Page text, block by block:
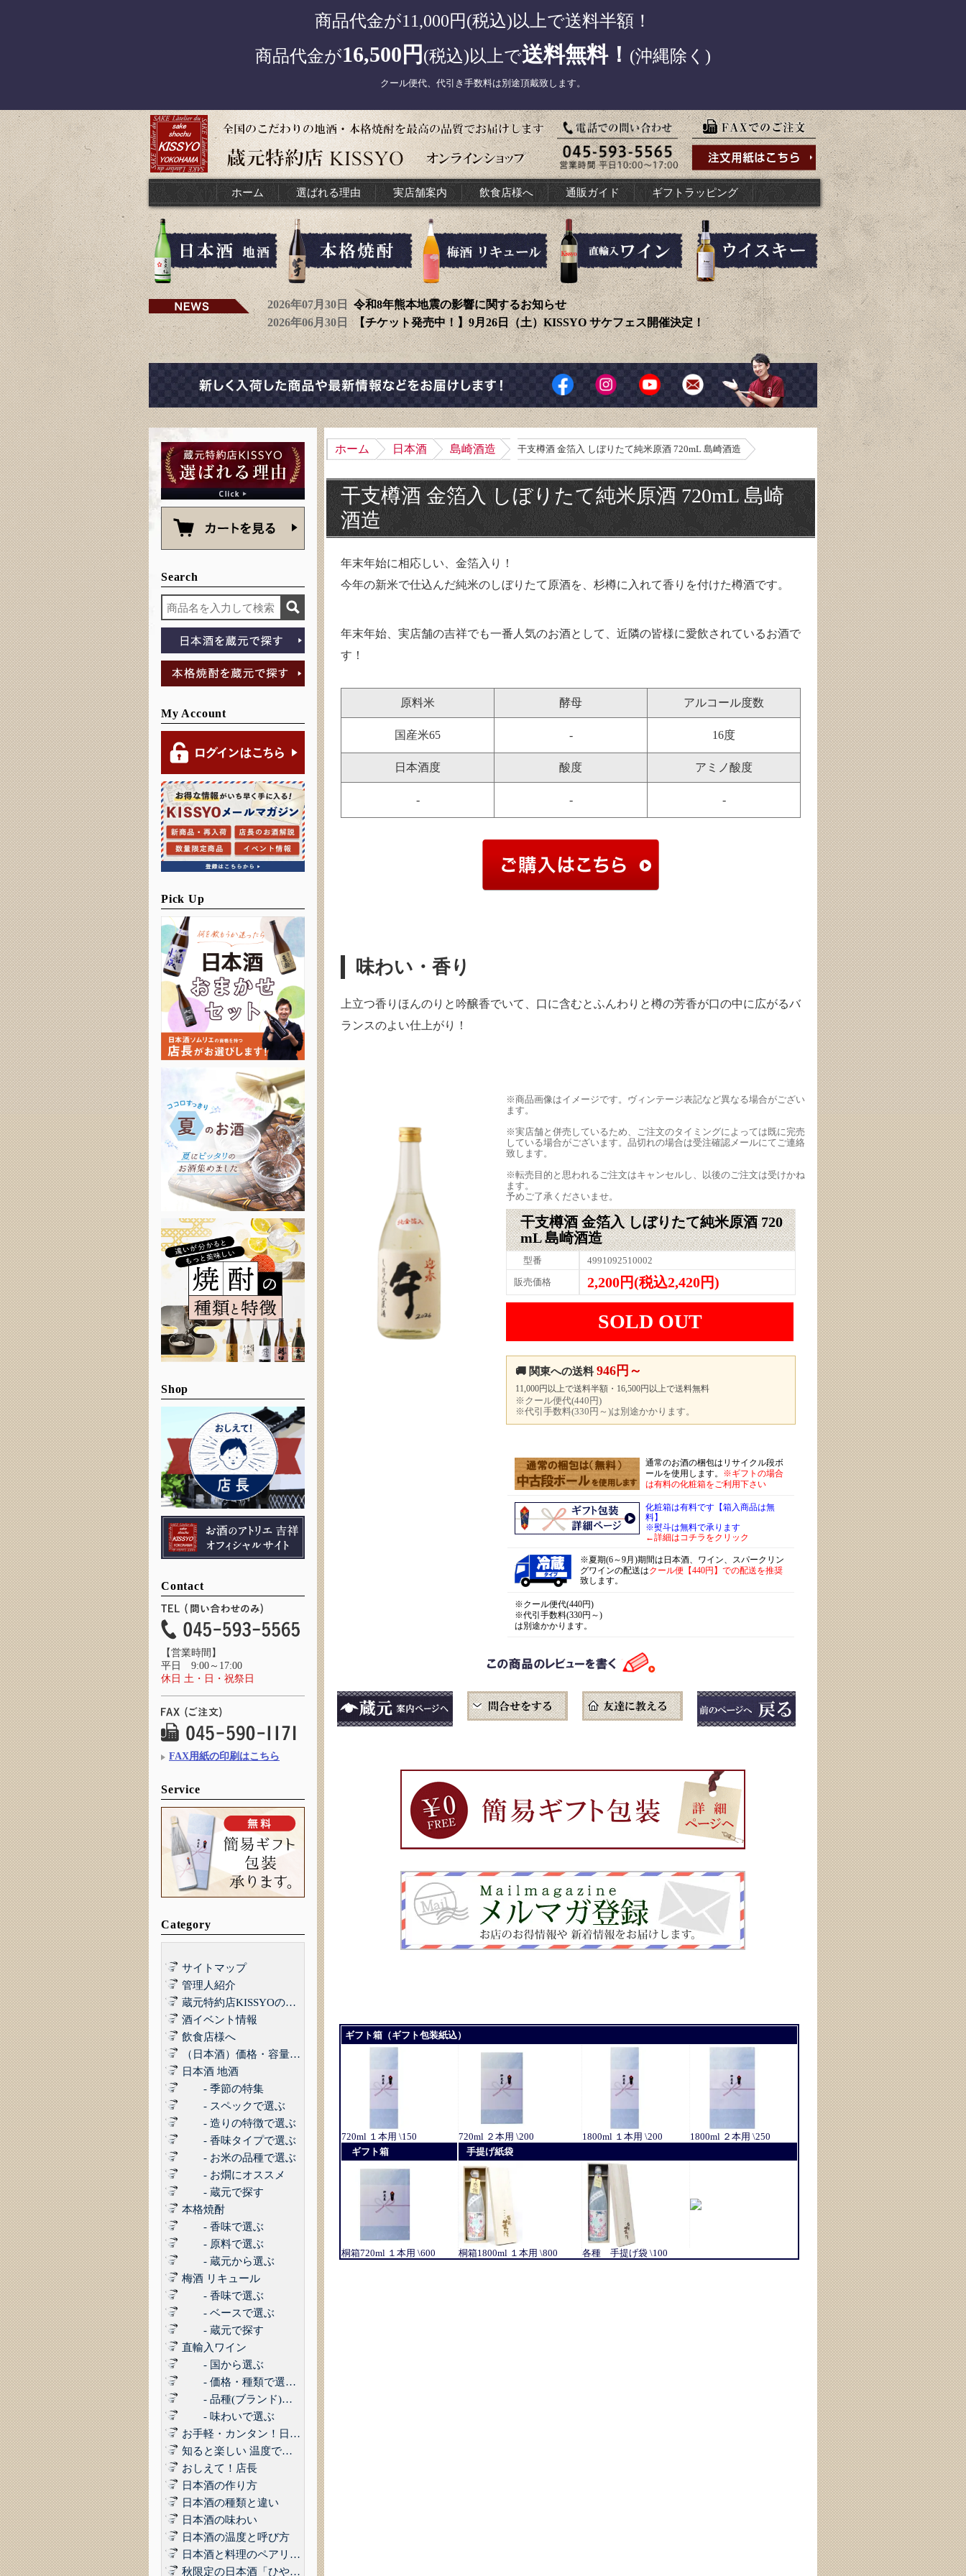
商品代金が11,000円(税込)以上で送料半額！
商品代金が16,500円 (税込)以上で送料無料！ (沖縄除く)
クール便代、代引き手数料は別途頂戴致します。
ホーム 選ばれる理由 実店舗案内 飲食店様へ 通販ガイド ギフトラッピング
2026年07月30日令和8年熊本地震の影響に関するお知らせ
2026年06月30日【チケット発売中！】9月26日（土）KISSYO サケフェス開催決定！
Search
My Account
Pick Up
Shop
Contact
【営業時間】
平日 9:00～17:00
休日 土・日・祝祭日
FAX用紙の印刷はこちら
Service
Category
サイトマップ
管理人紹介
蔵元特約店KISSYOの品質管理について｜最高の品質でお届けするために
酒イベント情報
飲食店様へ
（日本酒）価格・容量で選ぶ
日本酒 地酒
- 季節の特集
- スペックで選ぶ
- 造りの特徴で選ぶ
- 香味タイプで選ぶ
- お米の品種で選ぶ
- お燗にオススメ
- 蔵元で探す
本格焼酎
- 香味で選ぶ
- 原料で選ぶ
- 蔵元から選ぶ
梅酒 リキュール
- 香味で選ぶ
- ベースで選ぶ
- 蔵元で探す
直輸入ワイン
- 国から選ぶ
- 価格・種類で選ぶ(赤,白,ロゼ,スパークリング)
- 品種(ブランド)で選ぶ
- 味わいで選ぶ
お手軽・カンタン！日本酒に合うコンビニおつまみ3選 Vol.1
知ると楽しい 温度で楽しむ日本酒
おしえて！店長
日本酒の作り方
日本酒の種類と違い
日本酒の味わい
日本酒の温度と呼び方
日本酒と料理のペアリング
秋限定の日本酒「ひやおろし」
ホーム 日本酒 島崎酒造 干支樽酒 金箔入 しぼりたて純米原酒 720mL 島崎酒造
干支樽酒 金箔入 しぼりたて純米原酒 720mL 島崎
酒造
年末年始に相応しい、金箔入り！
今年の新米で仕込んだ純米のしぼりたて原酒を、杉樽に入れて香りを付けた樽酒です。
年末年始、実店舗の吉祥でも一番人気のお酒として、近隣の皆様に愛飲されているお酒で
す！
原料米 酵母 アルコール度数
国産米65 - 16度
日本酒度 酸度 アミノ酸度
- - -
味わい・香り
上立つ香りほんのりと吟醸香でいて、口に含むとふんわりと樽の芳香が口の中に広がるバ
ランスのよい仕上がり！
※商品画像はイメージです。ヴィンテージ表記など異なる場合がござい
ます。
※実店舗と併売しているため、ご注文のタイミングによっては既に完売
している場合がございます。品切れの場合は受注確認メールにてご連絡
致します。
※転売目的と思われるご注文はキャンセルし、以後のご注文は受けかね
ます。
予めご了承くださいませ。
干支樽酒 金箔入 しぼりたて純米原酒 720
mL 島崎酒造
型番
4991092510002
販売価格
2,200円(税込2,420円)
SOLD OUT
🚚 関東への送料 946円～
11,000円以上で送料半額・16,500円以上で送料無料
※クール便代(440円)
※代引手数料(330円～)は別途かかります。
通常のお酒の梱包はリサイクル段ボ
ールを使用します。 ※ギフトの場合
は有料の化粧箱をご利用下さい
化粧箱は有料です【箱入商品は無
料】
※熨斗は無料で承ります
←詳細はコチラをクリック
※夏期(6～9月)期間は日本酒、ワイン、スパークリン
グワインの配送はクール便【440円】での配送を推奨
致します。
※クール便代(440円)
※代引手数料(330円～)
は別途かかります。
ギフト箱（ギフト包装紙込）
720ml １本用 \150 720ml ２本用 \200 1800ml １本用 \200
1800ml ２本用 \250
ギフト箱
手提げ紙袋
桐箱720ml １本用 \600 桐箱1800ml １本用 \800 各種 手提げ袋 \100